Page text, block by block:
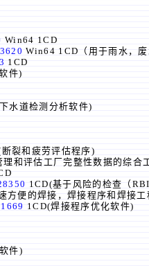
Win64 1CD
Win64 1CD（用于雨水，
1CD
件)
道检测分析软件)
裂和疲劳评估程序)
理和评估工厂完整性数据的综合
1CD(基于风险的检查（
方便的焊接，焊接程序和焊接
1CD(焊接程序优化软件)
件)